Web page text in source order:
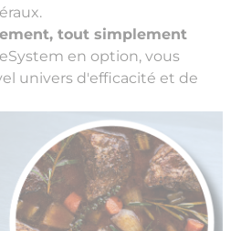
tout simplement
en option, vous
univers d'efficacité et de